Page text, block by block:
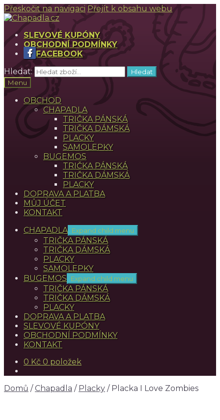
Přeskočit na navigaci Přejít k obsahu webu
SLEVOVÉ KUPÓNY
OBCHODNÍ PODMÍNKY
FACEBOOK
Hledat:
Hledat
Menu
OBCHOD
CHAPADLA
TRIČKA PÁNSKÁ
TRIČKA DÁMSKÁ
PLACKY
SAMOLEPKY
BUGEMOS
TRIČKA PÁNSKÁ
TRIČKA DÁMSKÁ
PLACKY
DOPRAVA A PLATBA
MŮJ ÚČET
KONTAKT
CHAPADLA Expand child menu
TRIČKA PÁNSKÁ
TRIČKA DÁMSKÁ
PLACKY
SAMOLEPKY
BUGEMOS
Expand child menu
TRIČKA PÁNSKÁ
TRIČKA DÁMSKÁ
PLACKY
DOPRAVA A PLATBA
SLEVOVÉ KUPÓNY
OBCHODNÍ PODMÍNKY
KONTAKT
0 Kč 0 položek
Domů /Chapadla / Placky / Placka I Love Zombies